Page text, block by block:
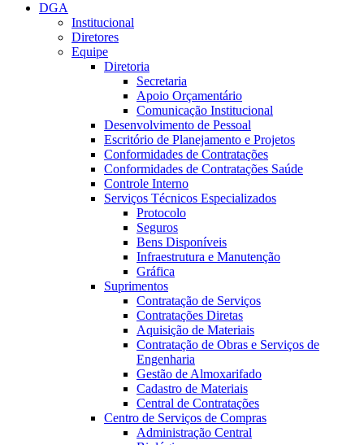
DGA
Institucional
Diretores
Equipe
Diretoria
Secretaria
Apoio Orçamentário
Comunicação Institucional
Desenvolvimento de Pessoal
Escritório de Planejamento e Projetos
Conformidades de Contratações
Conformidades de Contratações Saúde
Controle Interno
Serviços Técnicos Especializados
Protocolo
Seguros
Bens Disponíveis
Infraestrutura e Manutenção
Gráfica
Suprimentos
Contratação de Serviços
Contratações Diretas
Aquisição de Materiais
Contratação de Obras e Serviços de
Engenharia
Gestão de Almoxarifado
Cadastro de Materiais
Central de Contratações
Centro de Serviços de Compras
Administração Central